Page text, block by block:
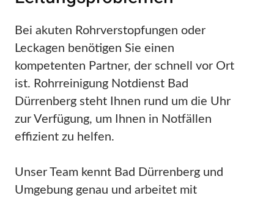
Bei akuten Rohrverstopfungen oder
Leckagen benötigen Sie einen
kompetenten Partner, der schnell vor Ort
ist. Rohrreinigung Notdienst Bad
Dürrenberg steht Ihnen rund um die Uhr
zur Verfügung, um Ihnen in Notfällen
effizient zu helfen.
Unser Team kennt Bad Dürrenberg und
Umgebung genau und arbeitet mit